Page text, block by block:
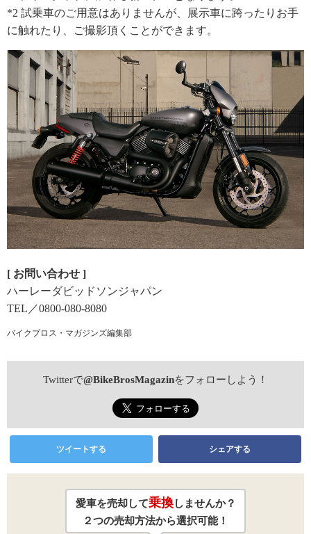
*2 試乗車のご用意はありませんが、展示車に跨ったりお手
に触れたり、ご撮影頂くことができます。
[ お問い合わせ ]
ハーレーダビッドソンジャパン
TEL／0800-080-8080
バイクブロス・マガジンズ編集部
Twitterで@BikeBrosMagazinをフォローしよう！
ツイートする シェアする
愛車を売却して乗換しませんか？
２つの売却方法から選択可能！